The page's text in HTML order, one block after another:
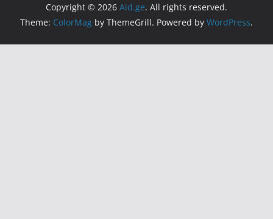
Copyright © 2026 Aid.ge. All rights reserved.
Theme: ColorMag by ThemeGrill. Powered by WordPress.